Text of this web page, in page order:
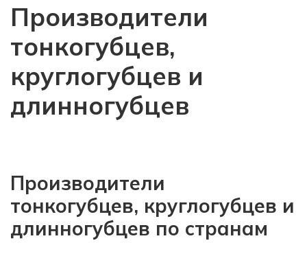
Производители
тонкогубцев,
круглогубцев и
длинногубцев
Производители
тонкогубцев, круглогубцев и
длинногубцев по странам